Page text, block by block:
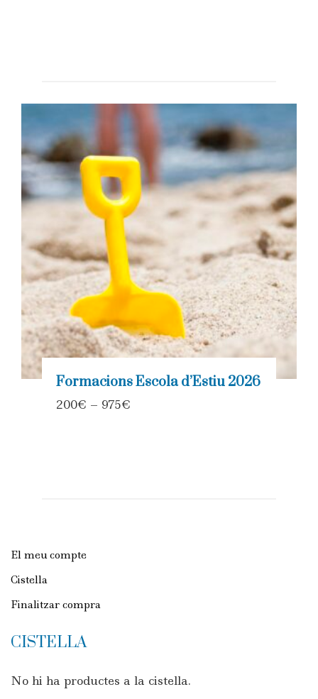
Formacions Escola d’Estiu 2026
200€ – 975€
El meu compte
Cistella
Finalitzar compra
CISTELLA
No hi ha productes a la cistella.